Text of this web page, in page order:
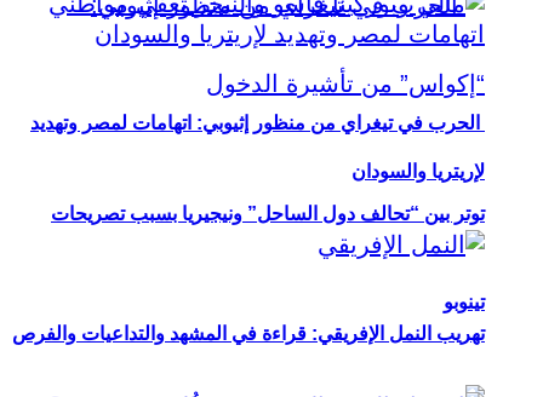
توتر بين “تحالف دول الساحل” ونيجيريا بسبب تصريحات
تينوبو
الحرب في تيغراي من منظور إثيوبي: اتهامات لمصر وتهديد
لإريتريا والسودان
تهريب النمل الإفريقي: قراءة في المشهد والتداعيات والفرص